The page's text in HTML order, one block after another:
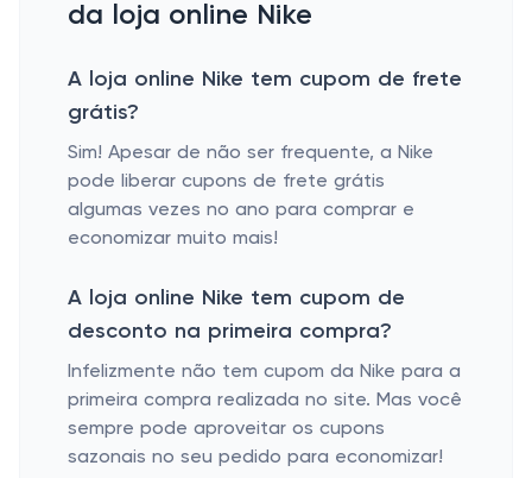
da loja online Nike
A loja online Nike tem cupom de frete
grátis?
Sim! Apesar de não ser frequente, a Nike
pode liberar cupons de frete grátis
algumas vezes no ano para comprar e
economizar muito mais!
A loja online Nike tem cupom de
desconto na primeira compra?
Infelizmente não tem cupom da Nike para a
primeira compra realizada no site. Mas você
sempre pode aproveitar os cupons
sazonais no seu pedido para economizar!